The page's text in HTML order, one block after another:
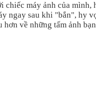
chiếc máy ảnh của mình,
ngay sau khi "bắn", hy
hơn về những tấm ảnh